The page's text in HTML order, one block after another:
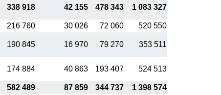
338 918 42 155 478 343 1 083 327
216 760 30 026 72 060
520 550
190 845 16 970 79 270 353 511
174 884 40 863 193 407 524 513
582 489 87 859 344 737
1 398 574